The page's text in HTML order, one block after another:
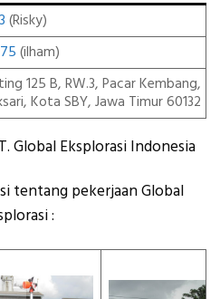
(Risky)
(ilham)
125 B, RW.3, Pacar Kembang,
Kota SBY, Jawa Timur 60132
Global Eksplorasi Indonesia
tentang pekerjaan Global
: